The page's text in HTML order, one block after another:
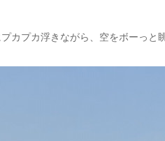
カプカ浮きながら、空をボーっと